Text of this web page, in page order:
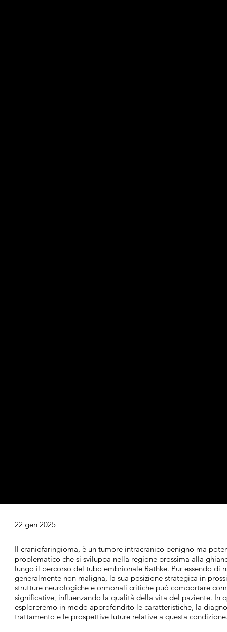
22 gen 2025
Il craniofaringioma, è un tumore intracranico benigno ma
problematico che si sviluppa nella regione prossima alla
lungo il percorso del tubo embrionale Rathke. Pur essendo di
generalmente non maligna, la sua posizione strategica in
strutture neurologiche e ormonali critiche può comportare
significative, influenzando la qualità della vita del paziente. In
esploreremo in modo approfondito le caratteristiche, la
trattamento e le prospettive future relative a questa